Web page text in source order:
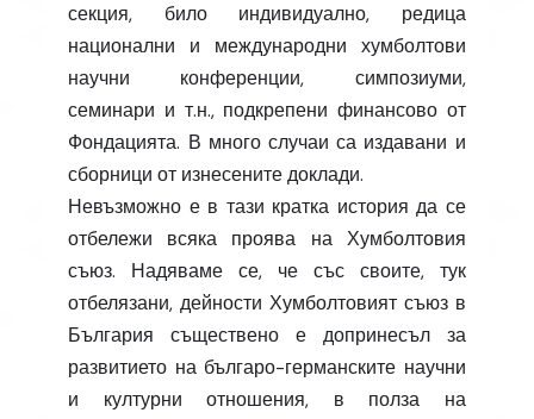
секция, било индивидуално, редица
национални и международни хумболтови
научни конференции, симпозиуми,
семинари и т.н., подкрепени финансово от
Фондацията. В много случаи са издавани и
сборници от изнесените доклади.
Невъзможно е в тази кратка история да се
отбележи всяка проява на Хумболтовия
съюз. Надяваме се, че със своите, тук
отбелязани, дейности Хумболтовият съюз в
България съществено е допринесъл за
развитието на българо-германските научни
и културни отношения, в полза на